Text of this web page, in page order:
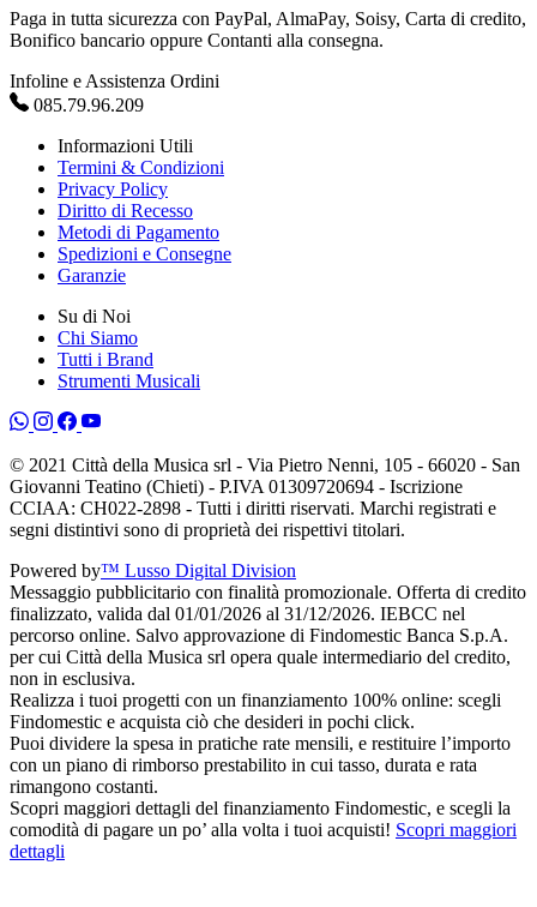
Paga in tutta sicurezza con PayPal, AlmaPay, Soisy, Carta di credito,
Bonifico bancario oppure Contanti alla consegna.
Infoline e Assistenza Ordini
085.79.96.209
Informazioni Utili
Termini & Condizioni
Privacy Policy
Diritto di Recesso
Metodi di Pagamento
Spedizioni e Consegne
Garanzie
Su di Noi
Chi Siamo
Tutti i Brand
Strumenti Musicali
© 2021 Città della Musica srl - Via Pietro Nenni, 105 - 66020 - San
Giovanni Teatino (Chieti) - P.IVA 01309720694 - Iscrizione
CCIAA: CH022-2898 - Tutti i diritti riservati. Marchi registrati e
segni distintivi sono di proprietà dei rispettivi titolari.
Powered by™ Lusso Digital Division
Messaggio pubblicitario con finalità promozionale. Offerta di credito
finalizzato, valida dal 01/01/2026 al 31/12/2026. IEBCC nel
percorso online. Salvo approvazione di Findomestic Banca S.p.A.
per cui Città della Musica srl opera quale intermediario del credito,
non in esclusiva.
Realizza i tuoi progetti con un finanziamento 100% online: scegli
Findomestic e acquista ciò che desideri in pochi click.
Puoi dividere la spesa in pratiche rate mensili, e restituire l’importo
con un piano di rimborso prestabilito in cui tasso, durata e rata
rimangono costanti.
Scopri maggiori dettagli del finanziamento Findomestic, e scegli la
comodità di pagare un po’ alla volta i tuoi acquisti! Scopri maggiori
dettagli